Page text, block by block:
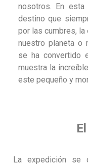
nosotros. En esta
destino que
por las cumbres,
nuestro planeta o
se ha convertido
muestra la
este pequeño y
La expedición se